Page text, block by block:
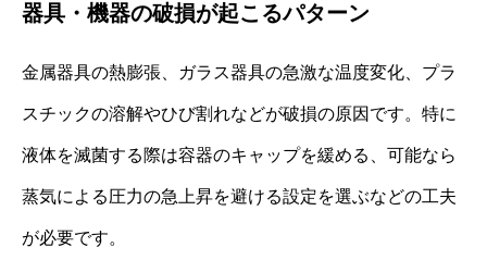
器具・機器の破損が起こるパターン
金属器具の熱膨張、ガラス器具の急激な温度変化、プラ
スチックの溶解やひび割れなどが破損の原因です。特に
液体を滅菌する際は容器のキャップを緩める、可能なら
蒸気による圧力の急上昇を避ける設定を選ぶなどの工夫
が必要です。